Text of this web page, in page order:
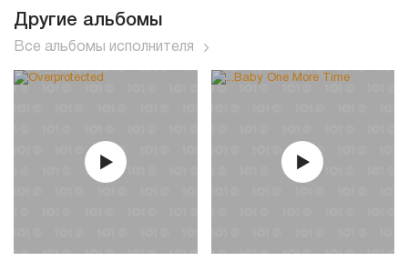
Другие альбомы
Все альбомы исполнителя